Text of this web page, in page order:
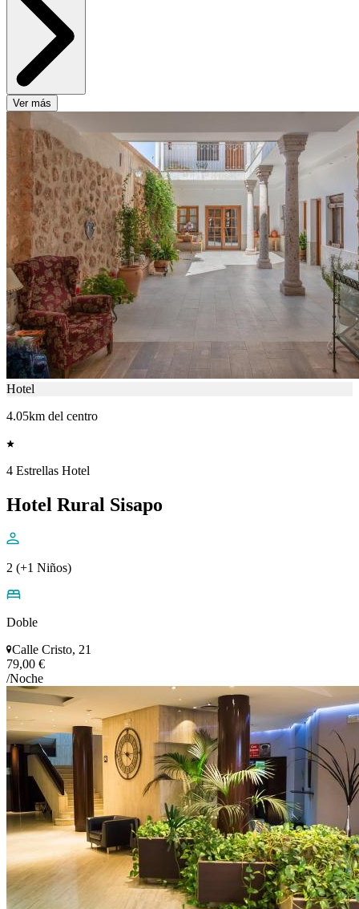
Ver más
Hotel
4.05km del centro
4 Estrellas Hotel
Hotel Rural Sisapo
2 (+1 Niños)
Doble
Calle Cristo, 21
79,00 €
/Noche